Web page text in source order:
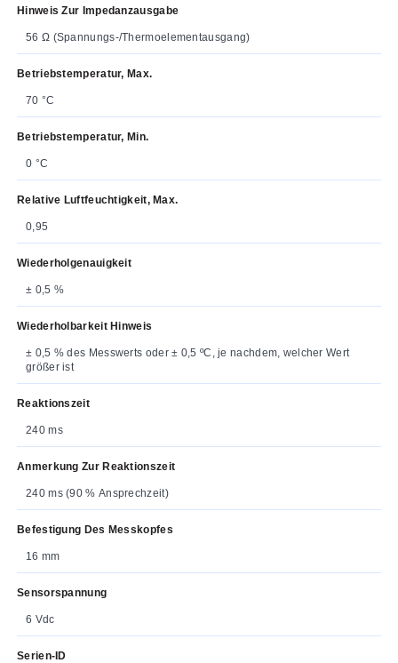
Hinweis Zur Impedanzausgabe
56 Ω (Spannungs-/Thermoelementausgang)
Betriebstemperatur, Max.
70 °C
Betriebstemperatur, Min.
0 °C
Relative Luftfeuchtigkeit, Max.
0,95
Wiederholgenauigkeit
± 0,5 %
Wiederholbarkeit Hinweis
± 0,5 % des Messwerts oder ± 0,5 ºC, je nachdem, welcher Wert
größer ist
Reaktionszeit
240 ms
Anmerkung Zur Reaktionszeit
240 ms (90 % Ansprechzeit)
Befestigung Des Messkopfes
16 mm
Sensorspannung
6 Vdc
Serien-ID